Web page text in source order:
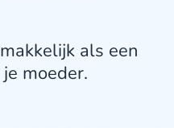
als een
moeder.